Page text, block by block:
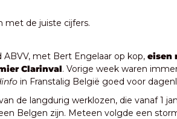
met de juiste cijfers.
ABVV, met Bert Engelaar op kop, eisen
Clarinval. Vorige week waren
in Franstalig België goed voor
de langdurig werklozen, die vanaf 1
Belgen zijn. Meteen volgde een